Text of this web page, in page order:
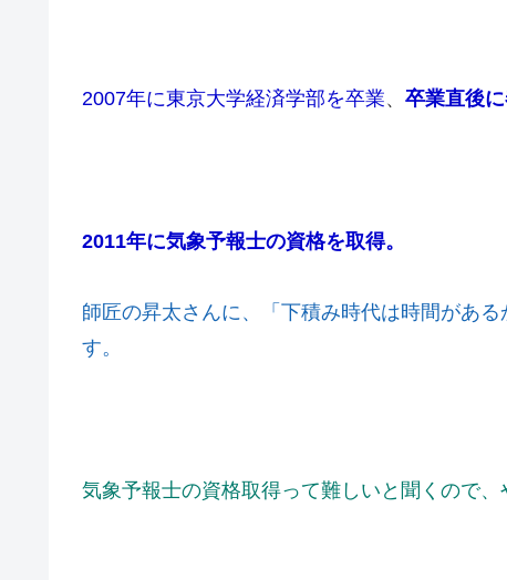
2007年に東京大学経済学部を卒業、 卒業直後
2011年に気象予報士の資格を取得。
師匠の昇太さんに、「下積み時代は時間があ
す。
気象予報士の資格取得って難しいと聞くので、